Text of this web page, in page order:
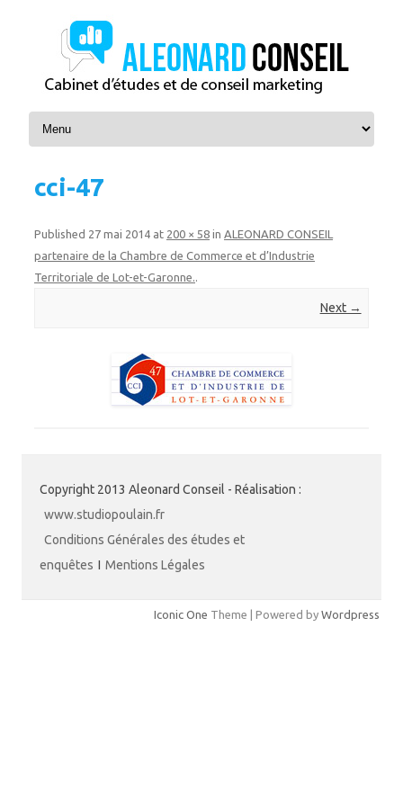
Skip to content
cci-47
Published 27 mai 2014 at 200 × 58 in ALEONARD CONSEIL
partenaire de la Chambre de Commerce et d’Industrie
Territoriale de Lot-et-Garonne..
Next →
Copyright 2013 Aleonard Conseil - Réalisation :
www.studiopoulain.fr
Conditions Générales des études et
enquêtes I Mentions Légales
Iconic One Theme | Powered by Wordpress